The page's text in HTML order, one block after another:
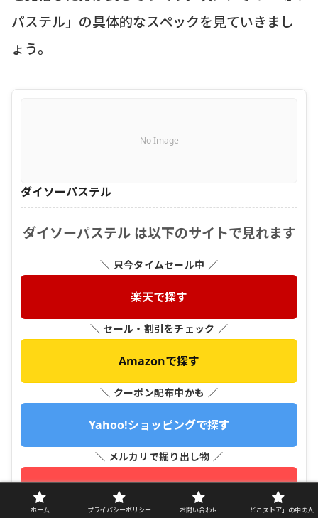
パステル」の具体的なスペックを見ていきまし
ょう。
No Image
ダイソーパステル
ダイソーパステル は以下のサイトで見れます
＼ 只今タイムセール中 ／
楽天で探す
＼ セール・割引をチェック ／
Amazonで探す
＼ クーポン配布中かも ／
Yahoo!ショッピングで探す
＼ メルカリで掘り出し物 ／
メルカリで探す
ホーム プライバシーポリシー お問い合わせ 「どこストア」の中の人